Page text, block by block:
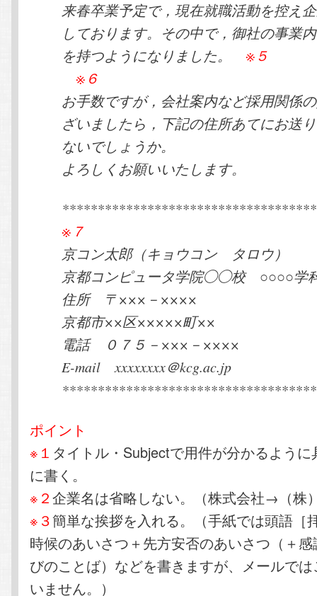
来春卒業予定で，現在就職活動を控え
しております。その中で，御社の事業
を持つようになりました。※５
※６
お手数ですが，会社案内など採用関係
ざいましたら，下記の住所あてにお送
ないでしょうか。
よろしくお願いいたします。
※７
京コン太郎（キョウコン タロウ）
京都コンピュータ学院◯◯校 ○○○○学
住所 〒×××－××××
京都市××区×××××町××
電話 ０７５－×××－××××
E-mail xxxxxxxx＠kcg.ac.jp
ポイント
※１ タイトル・Subjectで用件が分かるよう
に書く。
※２企業名は省略しない。（株式会社→（株
※３簡単な挨拶を入れる。（手紙では頭語［
時候のあいさつ＋先方安否のあいさつ（＋
びのことば）などを書きますが、メールで
いません。）